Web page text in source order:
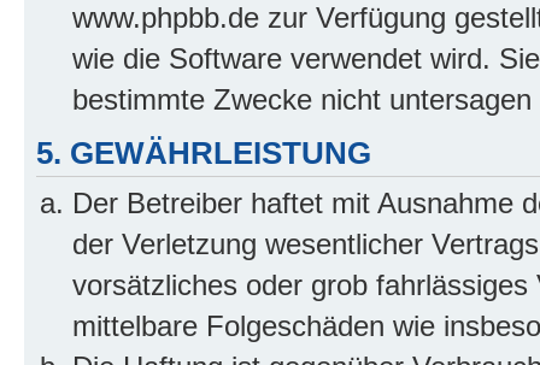
www.phpbb.de zur Verfügung
wie die Software verwendet wird.
bestimmte Zwecke nicht
5. GEWÄHRLEISTUNG
Der Betreiber haftet mit Ausnahme
der Verletzung wesentlicher
vorsätzliches oder grob
mittelbare Folgeschäden wie